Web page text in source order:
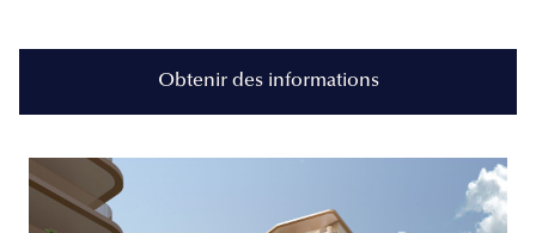
Obtenir des informations